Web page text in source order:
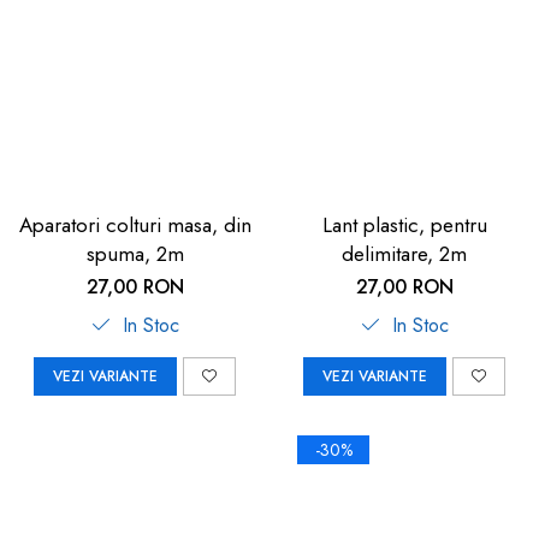
Aparatori colturi masa, din
spuma, 2m
27,00 RON
In Stoc
VEZI VARIANTE
Lant plastic, pentru
delimitare, 2m
27,00 RON
In Stoc
VEZI VARIANTE
-30%